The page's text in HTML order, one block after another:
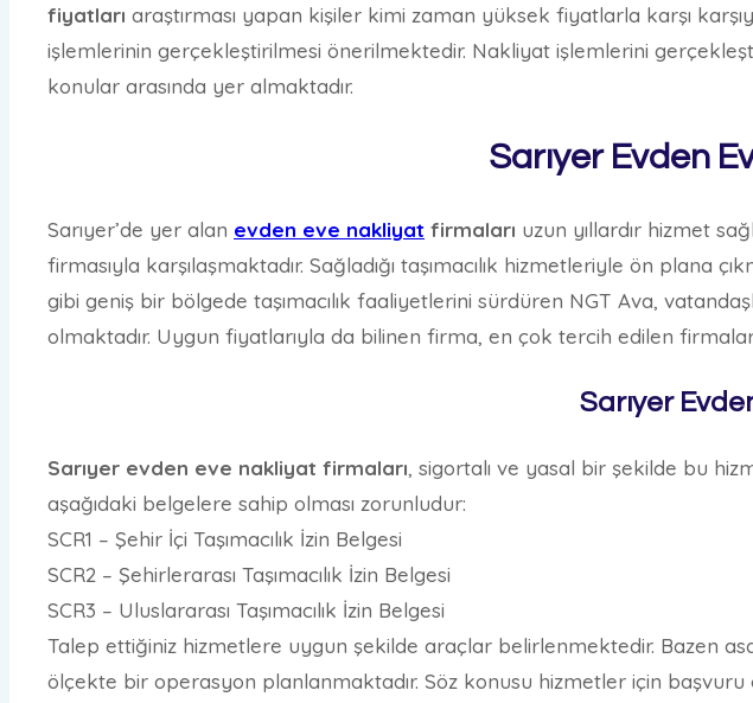
fiyatları araştırması yapan kişiler kimi zaman yüksek fiyatlarla karşı
işlemlerinin gerçekleştirilmesi önerilmektedir. Nakliyat işlemlerini
konular arasında yer almaktadır.
Sarıyer Evden
Sarıyer’de yer alan evden eve nakliyat firmaları uzun yıllardır hizmet
firmasıyla karşılaşmaktadır. Sağladığı taşımacılık hizmetleriyle ön plana
gibi geniş bir bölgede taşımacılık faaliyetlerini sürdüren NGT Ava,
olmaktadır. Uygun fiyatlarıyla da bilinen firma, en çok tercih edilen firmalar
Sarıyer
Sarıyer evden eve nakliyat firmaları, sigortalı ve yasal bir şekilde bu
aşağıdaki belgelere sahip olması zorunludur:
SCR1 – Şehir İçi Taşımacılık İzin Belgesi
SCR2 – Şehirlerarası Taşımacılık İzin Belgesi
SCR3 – Uluslararası Taşımacılık İzin Belgesi
Talep ettiğiniz hizmetlere uygun şekilde araçlar belirlenmektedir. Bazen
ölçekte bir operasyon planlanmaktadır. Söz konusu hizmetler için başvuru